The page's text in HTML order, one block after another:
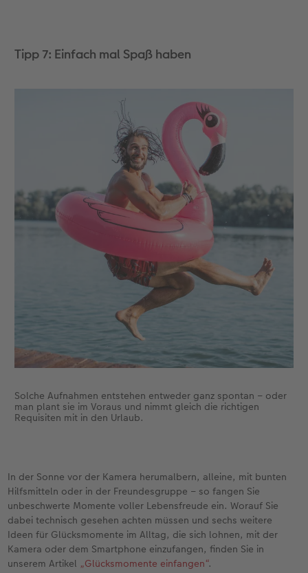
Tipp 7: Einfach mal Spaß haben
Solche Aufnahmen entstehen entweder ganz spontan – oder
man plant sie im Voraus und nimmt gleich die richtigen
Requisiten mit in den Urlaub.
In der Sonne vor der Kamera herumalbern, alleine, mit bunten
Hilfsmitteln oder in der Freundesgruppe – so fangen Sie
unbeschwerte Momente voller Lebensfreude ein. Worauf Sie
dabei technisch gesehen achten müssen und sechs weitere
Ideen für Glücksmomente im Alltag, die sich lohnen, mit der
Kamera oder dem Smartphone einzufangen, finden Sie in
unserem Artikel „Glücksmomente einfangen“.